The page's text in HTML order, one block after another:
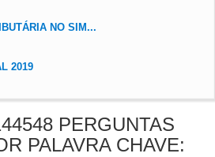
NO SIM...
2019
PERGUNTAS
PALAVRA CHAVE: